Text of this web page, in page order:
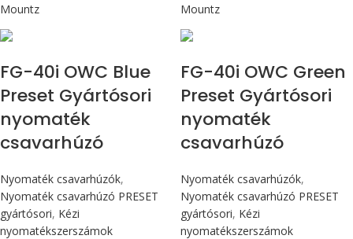
Mountz
Mountz
FG-40i OWC Blue
Preset Gyártósori
nyomaték
csavarhúzó
Nyomaték csavarhúzók,
Nyomaték csavarhúzó PRESET
gyártósori, Kézi
nyomatékszerszámok
FG-40i OWC Green
Preset Gyártósori
nyomaték
csavarhúzó
Nyomaték csavarhúzók,
Nyomaték csavarhúzó PRESET
gyártósori, Kézi
nyomatékszerszámok